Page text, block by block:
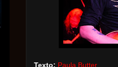
Texto: Paula Butter